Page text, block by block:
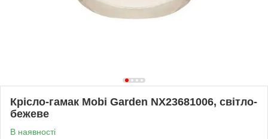
Крісло-гамак Mobi Garden NX23681006, світло-
бежеве
В наявності